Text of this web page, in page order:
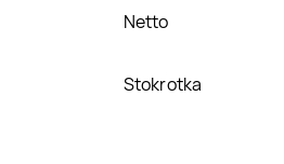
Netto
Stokrotka